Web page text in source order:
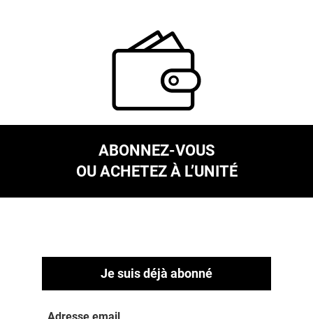
ABONNEZ-VOUS
OU ACHETEZ À L’UNITÉ
Je suis déjà abonné